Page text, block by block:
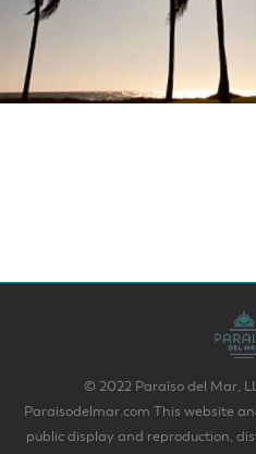
© 2022 Paraíso del Mar,
Paraisodelmar.com This website
public display and reproduction,